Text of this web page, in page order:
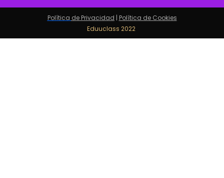
Política de Privacidad | Política de Cookies
Eduuclass 2022